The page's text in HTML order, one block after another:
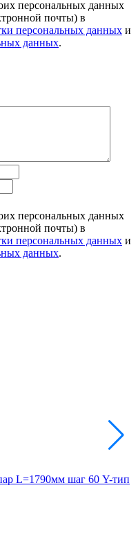
персональных данных
почты) в
персональных данных и
данных.
персональных данных
почты) в
персональных данных и
данных.
L=1790мм шаг 60 Y-тип